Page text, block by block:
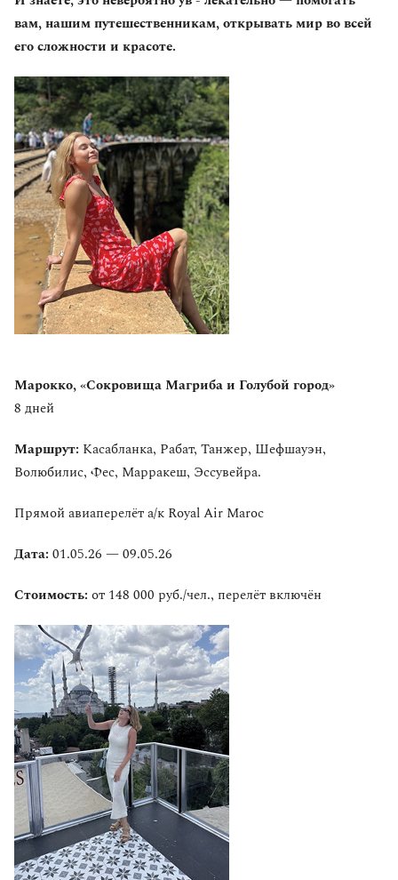
вам, нашим путешественникам, открывать мир во всей
его сложности и красоте.
Марокко, «Сокровища Магриба и Голубой город»
8 дней
Маршрут: Касабланка, Рабат, Танжер, Шефшауэн,
Волюбилис, Фес, Марракеш, Эссувейра.
Прямой авиаперелёт а/к Royal Air Maroc
Дата: 01.05.26 — 09.05.26
Стоимость: от 148 000 руб./чел., перелёт включён